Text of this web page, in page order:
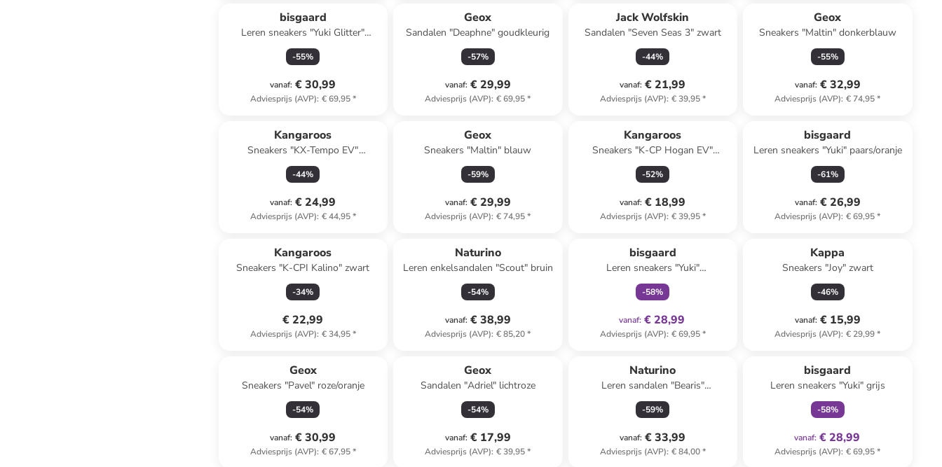
bisgaard
Leren sneakers "Yuki Glitter"
paars/beige
-55%
vanaf: € 30,99
Adviesprijs (AVP): € 69,95*
Geox
Sandalen "Deaphne" goudkleurig
-57%
vanaf: € 29,99
Adviesprijs (AVP): € 69,95*
Jack Wolfskin
Sandalen "Seven Seas 3" zwart
-44%
vanaf: € 21,99
Adviesprijs (AVP): € 39,95*
Geox
Sneakers "Maltin" donkerblauw
-55%
vanaf: € 32,99
Adviesprijs (AVP): € 74,95*
Kangaroos
Sneakers "KX-Tempo EV"
zwart/groen
-44%
vanaf: € 24,99
Adviesprijs (AVP): € 44,95*
Geox
Sneakers "Maltin" blauw
-59%
vanaf: € 29,99
Adviesprijs (AVP): € 74,95*
Kangaroos
Sneakers "K-CP Hogan EV"
zwart/wit
-52%
vanaf: € 18,99
Adviesprijs (AVP): € 39,95*
bisgaard
Leren sneakers "Yuki" paars/oranje
-61%
vanaf: € 26,99
Adviesprijs (AVP): € 69,95*
Kangaroos
Sneakers "K-CPI Kalino" zwart
-34%
€ 22,99
Adviesprijs (AVP): € 34,95*
Naturino
Leren enkelsandalen "Scout" bruin
-54%
vanaf: € 38,99
Adviesprijs (AVP): € 85,20*
bisgaard
Leren sneakers "Yuki"
lichtbruin/lichtroze
-58%
vanaf: € 28,99
Adviesprijs (AVP): € 69,95*
Kappa
Sneakers "Joy" zwart
-46%
vanaf: € 15,99
Adviesprijs (AVP): € 29,99*
Geox
Sneakers "Pavel" roze/oranje
-54%
vanaf: € 30,99
Adviesprijs (AVP): € 67,95*
Geox
Sandalen "Adriel" lichtroze
-54%
vanaf: € 17,99
Adviesprijs (AVP): € 39,95*
Naturino
Leren sandalen "Bearis"
oranje/goudkleurig
-59%
vanaf: € 33,99
Adviesprijs (AVP): € 84,00*
bisgaard
Leren sneakers "Yuki" grijs
-58%
vanaf: € 28,99
Adviesprijs (AVP): € 69,95*